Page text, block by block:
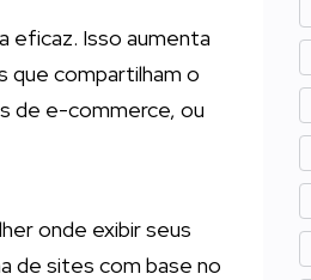
eficaz. Isso aumenta
que compartilham o
de e-commerce, ou
onde exibir seus
de sites com base no